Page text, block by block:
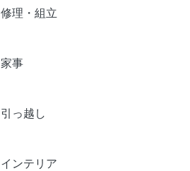
修理・組立
家事
引っ越し
インテリア